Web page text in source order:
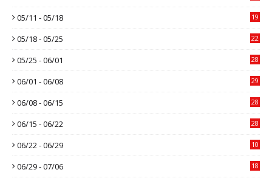
05/11 - 05/18 19
05/18 - 05/25 22
05/25 - 06/01 28
06/01 - 06/08 29
06/08 - 06/15 28
06/15 - 06/22 28
06/22 - 06/29 10
06/29 - 07/06 18